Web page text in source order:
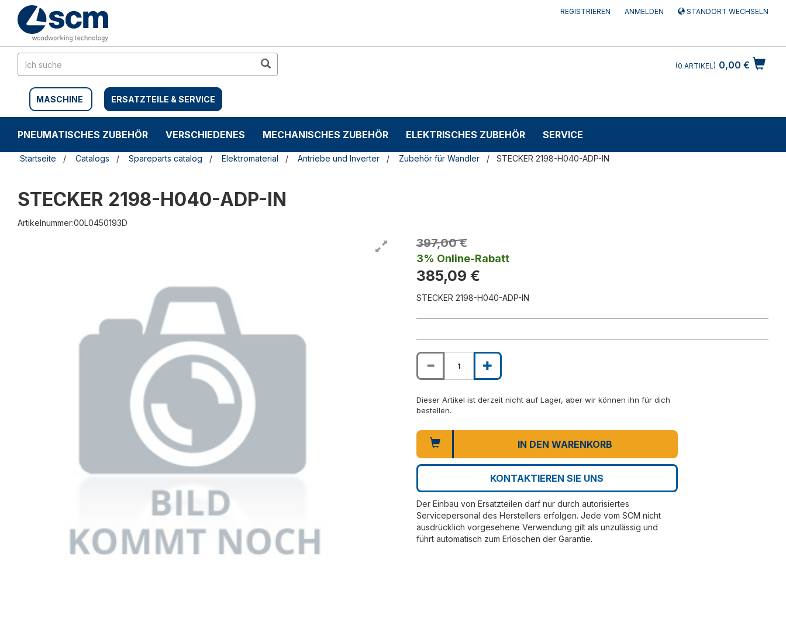
Inhalt
springen
Navigationsmen�
springen
REGISTRIEREN ANMELDEN STANDORT WECHSELN
MASCHINE ERSATZTEILE & SERVICE
0,00 €
0 ARTIKEL
PNEUMATISCHES ZUBEHÖR VERSCHIEDENES MECHANISCHES ZUBEHÖR ELEKTRISCHES ZUBEHÖR SERVICE
Startseite Catalogs Spareparts catalog Elektromaterial Antriebe und Inverter Zubehör für Wandler STECKER 2198-H040-ADP-IN
STECKER 2198-H040-ADP-IN
Artikelnummer:00L0450193D
397,00 €
3% Online-Rabatt
385,09 €
STECKER 2198-H040-ADP-IN
Dieser Artikel ist derzeit nicht auf Lager, aber wir können ihn für dich
bestellen.
IN DEN WARENKORB
KONTAKTIEREN SIE UNS
Der Einbau von Ersatzteilen darf nur durch autorisiertes
Servicepersonal des Herstellers erfolgen. Jede vom SCM nicht
ausdrücklich vorgesehene Verwendung gilt als unzulässig und
führt automatisch zum Erlöschen der Garantie.